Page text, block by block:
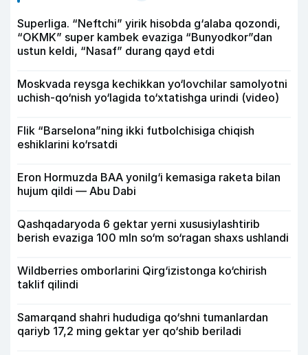
Superliga. “Neftchi” yirik hisobda g‘alaba qozondi,
“OKMK” super kambek evaziga “Bunyodkor”dan
ustun keldi, “Nasaf” durang qayd etdi
Moskvada reysga kechikkan yo‘lovchilar samolyotni
uchish-qo‘nish yo‘lagida to‘xtatishga urindi (video)
Flik “Barselona”ning ikki futbolchisiga chiqish
eshiklarini ko‘rsatdi
Eron Hormuzda BAA yonilg‘i kemasiga raketa bilan
hujum qildi — Abu Dabi
Qashqadaryoda 6 gektar yerni xususiylashtirib
berish evaziga 100 mln so‘m so‘ragan shaxs ushlandi
Wildberries omborlarini Qirg‘izistonga ko‘chirish
taklif qilindi
Samarqand shahri hududiga qo‘shni tumanlardan
qariyb 17,2 ming gektar yer qo‘shib beriladi